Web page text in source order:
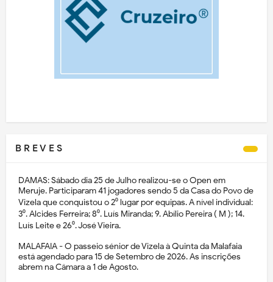
B R E V E S
DAMAS: Sábado dia 25 de Julho realizou-se o Open em
Meruje. Participaram 41 jogadores sendo 5 da Casa do Povo de
Vizela que conquistou o 2⁰ lugar por equipas. A nível individual:
3⁰. Alcides Ferreira; 8⁰. Luís Miranda; 9. Abílio Pereira ( M ); 14.
Luís Leite e 26⁰. José Vieira.
MALAFAIA - O passeio sénior de Vizela à Quinta da Malafaia
está agendado para 15 de Setembro de 2026. As inscrições
abrem na Câmara a 1 de Agosto.